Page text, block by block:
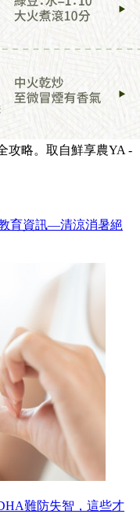
攻略。取自鮮享農YA -
育資訊—清涼消暑絕
難防失智，這些才